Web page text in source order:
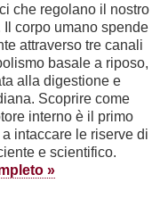
che regolano il nostro
corpo umano spende
attraverso tre canali
basale a riposo,
alla digestione e
Scoprire come
interno è il primo
intaccare le riserve di
e scientifico.
»